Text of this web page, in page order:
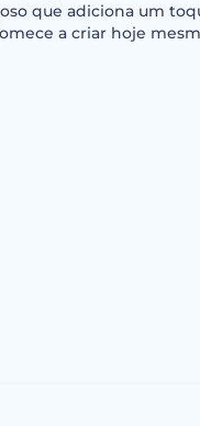
que adiciona um
a criar hoje